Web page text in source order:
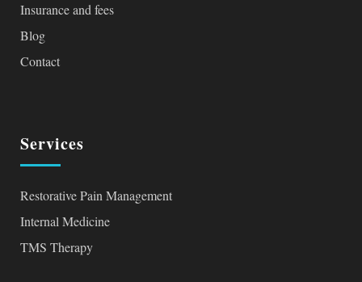
Insurance and fees
Blog
Contact
Services
Restorative Pain Management
Internal Medicine
TMS Therapy